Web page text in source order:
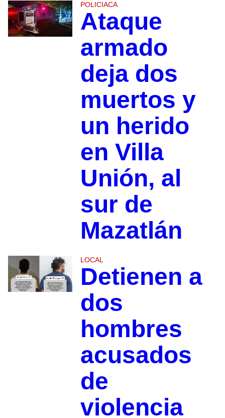
POLICIACA
Ataque
armado
deja dos
muertos y
un herido
en Villa
Unión, al
sur de
Mazatlán
LOCAL
Detienen a
dos
hombres
acusados
de
violencia